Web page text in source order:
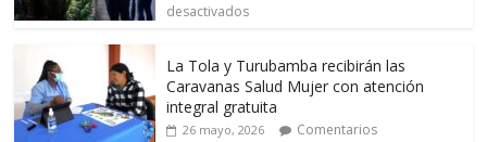
desactivados
La Tola y Turubamba recibirán las
Caravanas Salud Mujer con atención
integral gratuita
26 mayo, 2026
Comentarios